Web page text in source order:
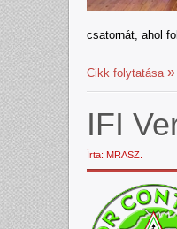
csatornát, ahol
Cikk folytatása
IFI
Írta: MRASZ.